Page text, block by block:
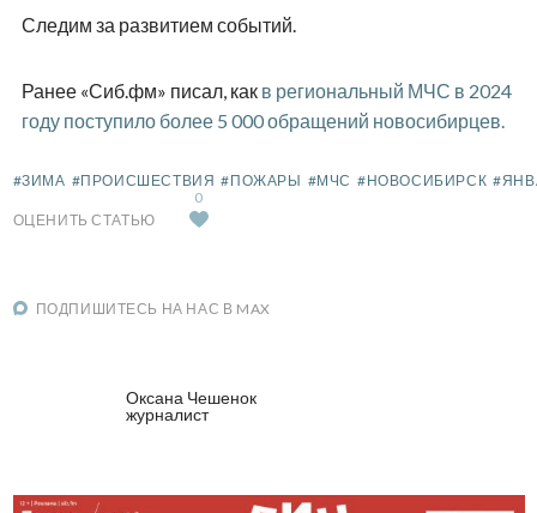
Следим за развитием событий.
Ранее «Сиб.фм» писал, как в региональный МЧС в 2024
году поступило более 5 000 обращений новосибирцев.
#ЗИМА #ПРОИСШЕСТВИЯ #ПОЖАРЫ #МЧС #НОВОСИБИРСК
ОЦЕНИТЬ СТАТЬЮ
0
ПОДПИШИТЕСЬ НА НАС В MAX
Оксана Чешенок
журналист